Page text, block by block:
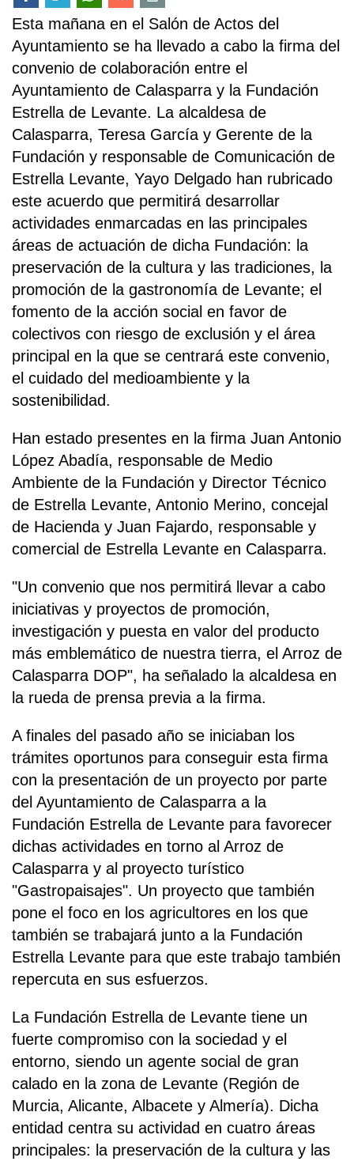
Esta mañana en el Salón de Actos del
Ayuntamiento se ha llevado a cabo la firma del
convenio de colaboración entre el
Ayuntamiento de Calasparra y la Fundación
Estrella de Levante. La alcaldesa de
Calasparra, Teresa García y Gerente de la
Fundación y responsable de Comunicación de
Estrella Levante, Yayo Delgado han rubricado
este acuerdo que permitirá desarrollar
actividades enmarcadas en las principales
áreas de actuación de dicha Fundación: la
preservación de la cultura y las tradiciones, la
promoción de la gastronomía de Levante; el
fomento de la acción social en favor de
colectivos con riesgo de exclusión y el área
principal en la que se centrará este convenio,
el cuidado del medioambiente y la
sostenibilidad.
Han estado presentes en la firma Juan Antonio
López Abadía, responsable de Medio
Ambiente de la Fundación y Director Técnico
de Estrella Levante, Antonio Merino, concejal
de Hacienda y Juan Fajardo, responsable y
comercial de Estrella Levante en Calasparra.
"Un convenio que nos permitirá llevar a cabo
iniciativas y proyectos de promoción,
investigación y puesta en valor del producto
más emblemático de nuestra tierra, el Arroz de
Calasparra DOP", ha señalado la alcaldesa en
la rueda de prensa previa a la firma.
A finales del pasado año se iniciaban los
trámites oportunos para conseguir esta firma
con la presentación de un proyecto por parte
del Ayuntamiento de Calasparra a la
Fundación Estrella de Levante para favorecer
dichas actividades en torno al Arroz de
Calasparra y al proyecto turístico
"Gastropaisajes". Un proyecto que también
pone el foco en los agricultores en los que
también se trabajará junto a la Fundación
Estrella Levante para que este trabajo también
repercuta en sus esfuerzos.
La Fundación Estrella de Levante tiene un
fuerte compromiso con la sociedad y el
entorno, siendo un agente social de gran
calado en la zona de Levante (Región de
Murcia, Alicante, Albacete y Almería). Dicha
entidad centra su actividad en cuatro áreas
principales: la preservación de la cultura y las